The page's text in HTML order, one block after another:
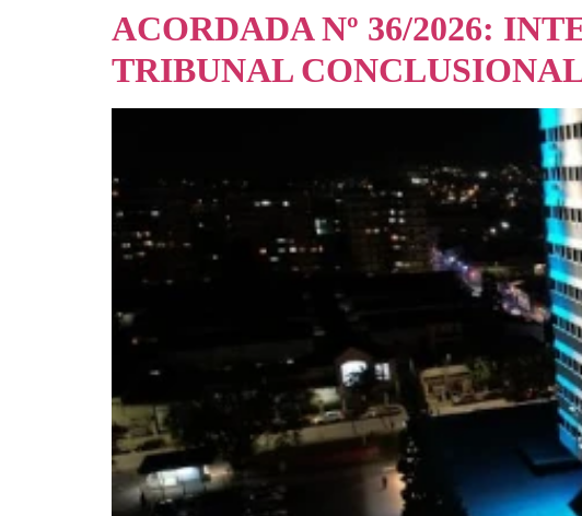
ACORDADA Nº 36/2026:
TRIBUNAL